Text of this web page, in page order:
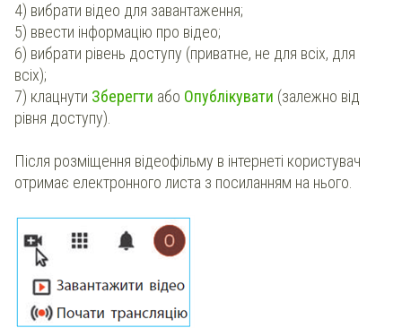
4) вибрати відео для завантаження;
5) ввести інформацію про відео;
6) вибрати рівень доступу (приватне, не для всіх, для
всіх);
7) клацнути Зберегти або Опублікувати (залежно від
рівня доступу).
Після розміщення відеофільму в інтернеті користувач
отримає електронного листа з посиланням на нього.